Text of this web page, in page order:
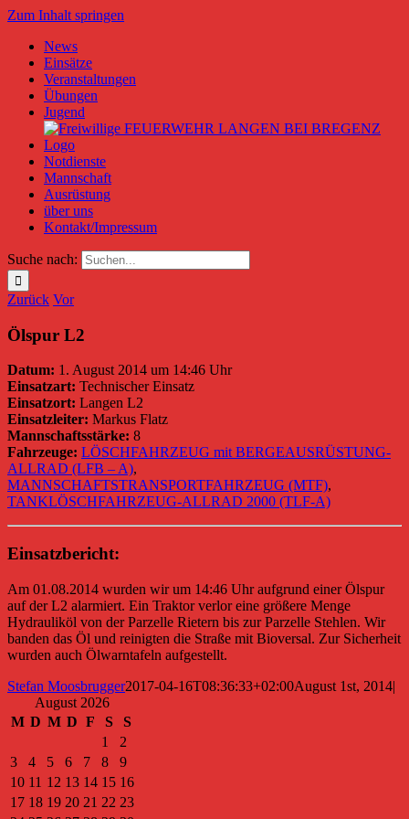
Zum Inhalt springen
News
Einsätze
Veranstaltungen
Übungen
Jugend
Notdienste
Mannschaft
Ausrüstung
über uns
Kontakt/Impressum
Suche nach:
Zurück Vor
Ölspur L2
Datum: 1. August 2014 um 14:46 Uhr
Einsatzart: Technischer Einsatz
Einsatzort: Langen L2
Einsatzleiter: Markus Flatz
Mannschaftsstärke: 8
Fahrzeuge: LÖSCHFAHRZEUG mit BERGEAUSRÜSTUNG-
ALLRAD (LFB – A),
MANNSCHAFTSTRANSPORTFAHRZEUG (MTF),
TANKLÖSCHFAHRZEUG-ALLRAD 2000 (TLF-A)
Einsatzbericht:
Am 01.08.2014 wurden wir um 14:46 Uhr aufgrund einer Ölspur
auf der L2 alarmiert. Ein Traktor verlor eine größere Menge
Hydrauliköl von der Parzelle Rietern bis zur Parzelle Stehlen. Wir
banden das Öl und reinigten die Straße mit Bioversal. Zur Sicherheit
wurden auch Ölwarntafeln aufgestellt.
Stefan Moosbrugger2017-04-16T08:36:33+02:00August 1st, 2014|
August 2026
M D M D F S
S
1
2
3
4 5 6 7 8
9
10 11 12 13 14 15 16
17 18 19 20 21 22 23